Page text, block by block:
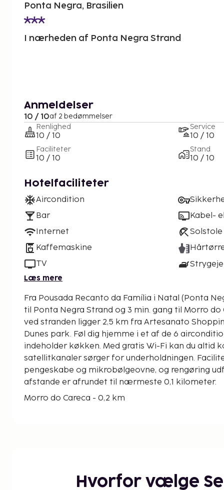
Ponta Negra, Brasilien
I nærheden af Ponta Negra Strand
Anmeldelser
10 / 10af 2 bedømmelser
Renlighed
10 / 10
Faciliteter
10 / 10
Service
10 / 10
Stand
10 / 10
Hotelfaciliteter
Aircondition
Bar
Internet
Kaffemaskine
TV
Kabel-
Solstole
Læs mere
Fra Pousada Recanto da Família i Natal (Ponta
til Ponta Negra Strand og 3 min. gang til Morro do Careca.
ved stranden ligger 2,5 km fra Artesanato
Dunes park. Føl dig hjemme i et af de 6
indeholder køkken. Med gratis Wi-Fi kan du altid
satellitkanaler sørger for underholdningen.
pengeskabe og mikrobølgeovne, og rengøring
afstande er afrundet til nærmeste 0,1 kilometer.
Morro do Careca - 0,2 km
Dunes park - 2,5 kmHvorfor vælge